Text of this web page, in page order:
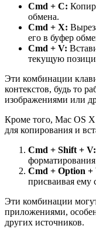
Cmd + C:
обмена.
Cmd + X:
его в буфер
Cmd + V:
текущую
Эти комбинации
контекстов, будь то
изображениями или
Кроме того, Mac OS
для копирования и
Cmd + Shift + V:
Cmd + Option +
присваивая ему
Эти комбинации
приложениями,
других источников.